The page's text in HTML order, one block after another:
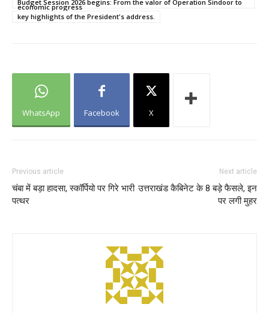
Budget Session 2026 begins: From the valor of Operation Sindoor to
economic progress
key highlights of the President's address.
WhatsApp Facebook X
Previous article
चंबा में बड़ा हादसा, स्कॉर्पियो पर गिरे भारी
पत्थर
Next article
उत्तराखंड कैबिनेट के 8 बड़े फैसले, इन
पर लगी मुहर